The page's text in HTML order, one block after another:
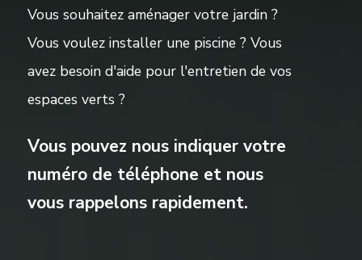
Vous souhaitez aménager votre jardin ?
Vous voulez installer une piscine ? Vous
avez besoin d'aide pour l'entretien de vos
espaces verts ?
Vous pouvez nous indiquer votre
numéro de téléphone et nous
vous rappelons rapidement.